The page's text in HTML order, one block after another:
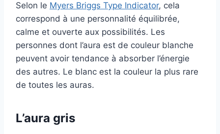
Selon le Myers Briggs Type Indicator, cela
correspond à une personnalité équilibrée,
calme et ouverte aux possibilités. Les
personnes dont l’aura est de couleur blanche
peuvent avoir tendance à absorber l’énergie
des autres. Le blanc est la couleur la plus rare
de toutes les auras.
L’aura gris